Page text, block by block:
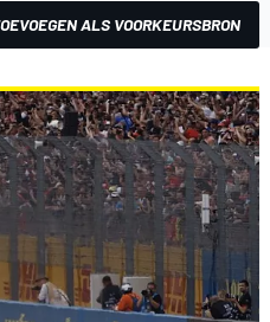
ALS VOORKEURSBRON